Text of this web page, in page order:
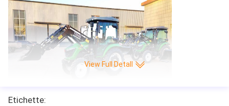
View Full Detall
Etichette: